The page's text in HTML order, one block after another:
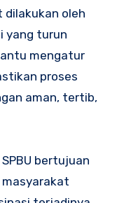
dilakukan oleh
yang turun
mengatur
proses
aman, tertib,
bertujuan
masyarakat